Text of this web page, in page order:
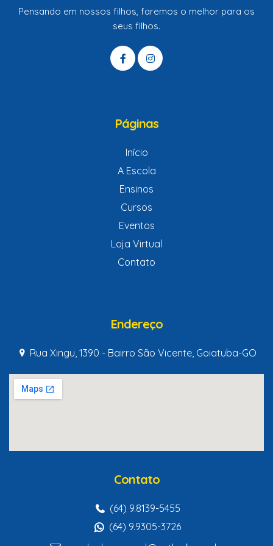
Pensando em nossos filhos, faremos o melhor para os
seus filhos.
Páginas
Início
A Escola
Ensinos
Cursos
Eventos
Loja Virtual
Contato
Endereço
Rua Xingu, 1390 - Bairro São Vicente, Goiatuba-GO
Contato
(64) 9.8139-5455
(64) 9.9305-3726